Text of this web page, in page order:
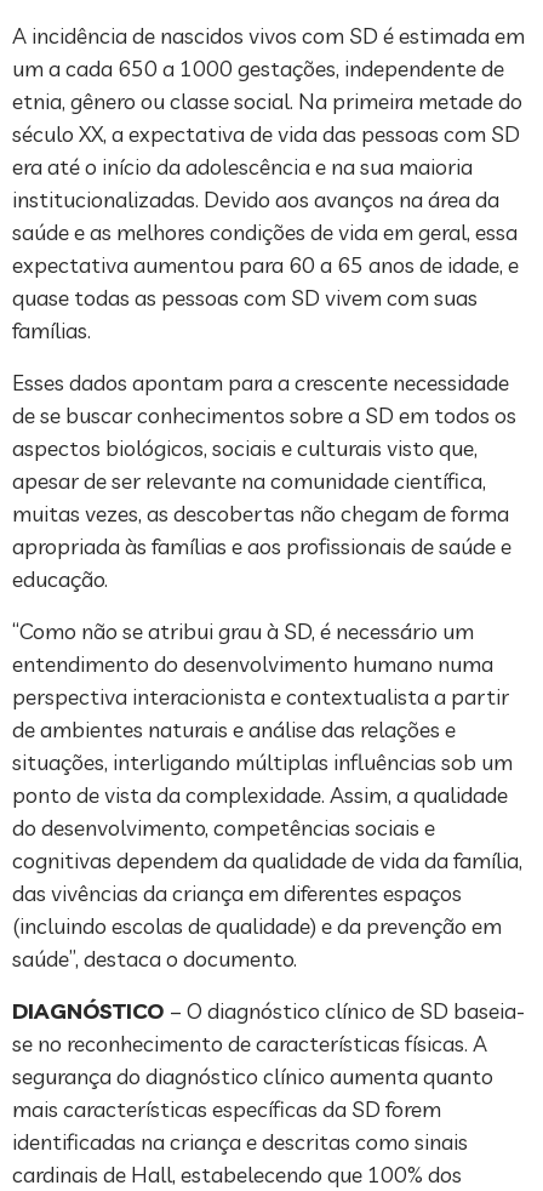
A incidência de nascidos vivos com SD é estimada em
um a cada 650 a 1000 gestações, independente de
etnia, gênero ou classe social. Na primeira metade do
século XX, a expectativa de vida das pessoas com SD
era até o início da adolescência e na sua maioria
institucionalizadas. Devido aos avanços na área da
saúde e as melhores condições de vida em geral, essa
expectativa aumentou para 60 a 65 anos de idade, e
quase todas as pessoas com SD vivem com suas
famílias.
Esses dados apontam para a crescente necessidade
de se buscar conhecimentos sobre a SD em todos os
aspectos biológicos, sociais e culturais visto que,
apesar de ser relevante na comunidade científica,
muitas vezes, as descobertas não chegam de forma
apropriada às famílias e aos profissionais de saúde e
educação.
“Como não se atribui grau à SD, é necessário um
entendimento do desenvolvimento humano numa
perspectiva interacionista e contextualista a partir
de ambientes naturais e análise das relações e
situações, interligando múltiplas influências sob um
ponto de vista da complexidade. Assim, a qualidade
do desenvolvimento, competências sociais e
cognitivas dependem da qualidade de vida da família,
das vivências da criança em diferentes espaços
(incluindo escolas de qualidade) e da prevenção em
saúde”, destaca o documento.
DIAGNÓSTICO – O diagnóstico clínico de SD baseia-
se no reconhecimento de características físicas. A
segurança do diagnóstico clínico aumenta quanto
mais características específicas da SD forem
identificadas na criança e descritas como sinais
cardinais de Hall, estabelecendo que 100% dos